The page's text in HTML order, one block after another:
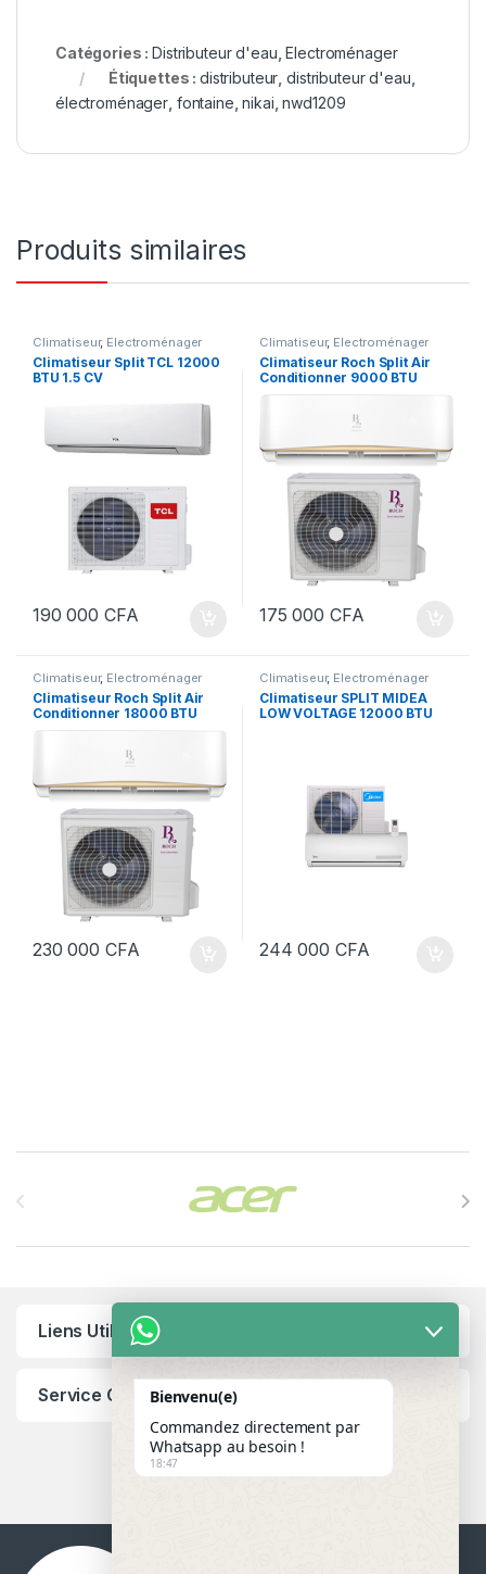
Catégories :Distributeur d'eau ,Electroménager
Étiquettes :distributeur ,distributeur d'eau
électroménager fontaine ,nikai ,nwd1209
Produits similaires
Climatiseur, Electroménager
Climatiseur Split TCL 12000
BTU 1.5 CV
190 000 CFA
Climatiseur, Electroménager
Climatiseur Roch Split Air
Conditionner 9000 BTU
1.25CV
175 000 CFA
Climatiseur, Electroménager
Climatiseur Roch Split Air
Conditionner 18000 BTU
2CV
230 000 CFA
Climatiseur, Electroménager
Climatiseur SPLIT MIDEA
LOW VOLTAGE 12000 BTU
244 000 CFA
Liens Utiles
Service ClientBienvenu(e)
Commandez directement par
Whatsapp au besoin !
18:47